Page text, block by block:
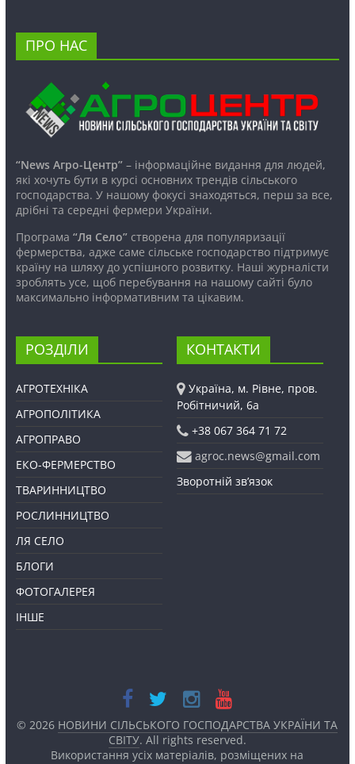
ПРО НАС
“News Агро-Центр”– інформаційне видання для людей,
які хочуть бути в курсі основних трендів сільського
господарства. У нашому фокусі знаходяться, перш за все,
дрібні та середні фермери України.
Програма “Ля Село”створена для популяризації
фермерства, адже саме сільське господарство підтримує
країну на шляху до успішного розвитку. Наші журналісти
зроблять усе, щоб перебування на нашому сайті було
максимально інформативним та цікавим.
РОЗДІЛИ
АГРОТЕХНІКА
АГРОПОЛІТИКА
АГРОПРАВО
ЕКО-ФЕРМЕРСТВО
ТВАРИННИЦТВО
РОСЛИННИЦТВО
ЛЯ СЕЛО
БЛОГИ
ФОТОГАЛЕРЕЯ
ІНШЕ
КОНТАКТИ
Україна, м. Рівне, пров.
Робітничий, 6а
+38 067 364 71 72
agroc.news@gmail.com
Зворотній зв’язок
© 2026 НОВИНИ СІЛЬСЬКОГО ГОСПОДАРСТВА УКРАЇНИ ТА
СВІТУ. All rights reserved.
Використання усіх матеріалів, розміщених на